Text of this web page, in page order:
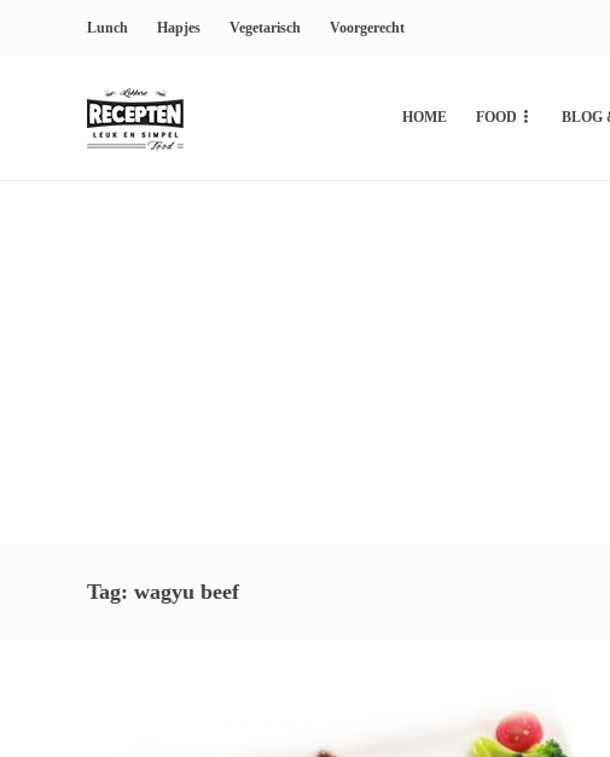
Lunch Hapjes Vegetarisch Voorgerecht
HOME FOOD BLOG
Tag: wagyu beef